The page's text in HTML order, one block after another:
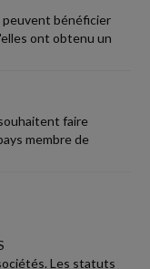
peuvent bénéficier
ont obtenu un
faire
membre de
Les statuts